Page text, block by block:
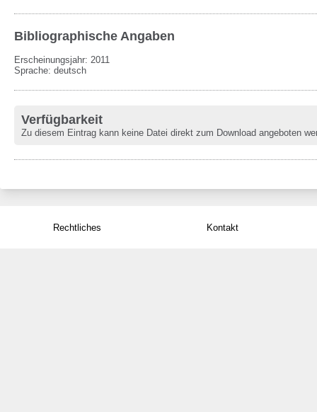
Bibliographische Angaben
Erscheinungsjahr: 2011
Sprache: deutsch
Verfügbarkeit
Zu diesem Eintrag kann keine Datei direkt zum Download angeboten
Rechtliches Kontakt